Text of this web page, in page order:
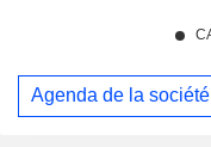
Agenda de la société